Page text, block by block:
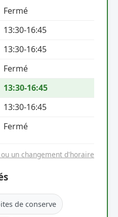
Fermé
13:30-16:45
13:30-16:45
Fermé
13:30-16:45
13:30-16:45
Fermé
un changement d'horaire
de conserve